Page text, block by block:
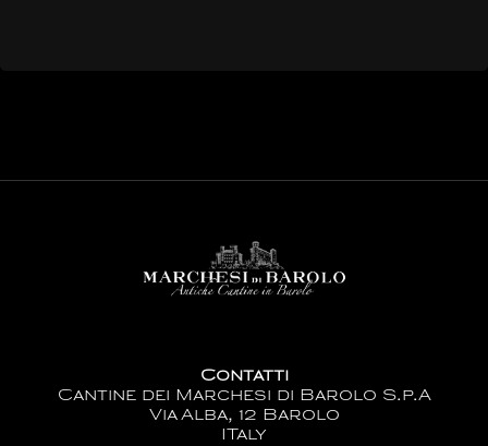
Contatti
Cantine dei Marchesi di Barolo S.p.A
Via Alba, 12 Barolo
ITaly